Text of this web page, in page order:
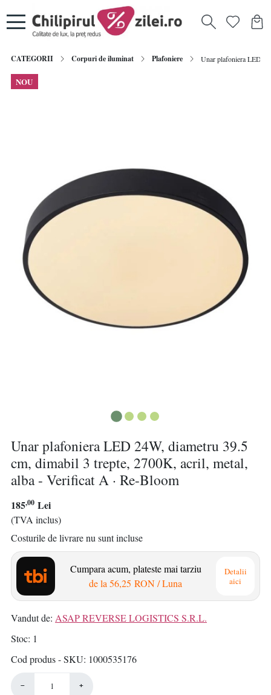
CATEGORII Corpuri de iluminat Plafoniere Unar plafoniera LED
NOU
Unar plafoniera LED 24W, diametru 39.5
cm, dimabil 3 trepte, 2700K, acril, metal,
alba - Verificat A · Re-Bloom
185,00 Lei
(TVA inclus)
Costurile de livrare nu sunt incluse
Cumpara acum, plateste mai tarziu
de la 56,25 RON/ Luna
Detalii
aici
Vandut de: ASAP REVERSE LOGISTICS S.R.L.
Stoc 1
Cod produs - SKU 1000535176
− +